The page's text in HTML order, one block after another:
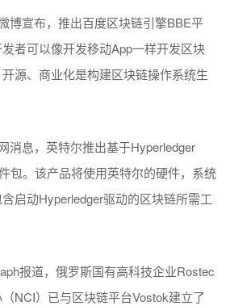
博宣布，推出百度区块链引擎BBE平
者可以像开发移动App一样开发区块
源、商业化是构建区块链操作系统生
消息，英特尔推出基于Hyperledger
包。该产品将使用英特尔的硬件，系统
启动Hyperledger驱动的区块链所需工
报道，俄罗斯国有高科技企业Rostec
NCI）已与区块链平台Vostok建立了